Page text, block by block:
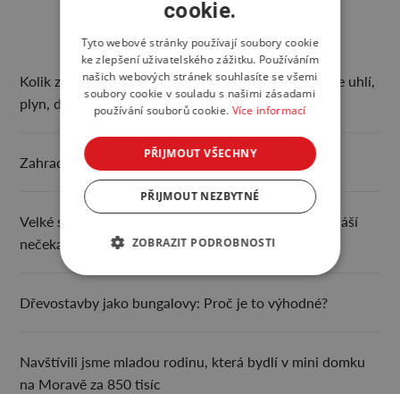
Kolik zaplatíte za 1 kWh tepla v 2025? Srovnali jsme uhlí,
plyn, dřevo a elektřinu
Zahradní pergola svépomocí + návod
Velké srovnání krbových vložek: pár tisíc korun přináší
nečekanou úsporu
Dřevostavby jako bungalovy: Proč je to výhodné?
Navštívili jsme mladou rodinu, která bydlí v mini domku
na Moravě za 850 tisíc
cookie.
Tyto webové stránky používají soubory cookie
ke zlepšení uživatelského zážitku. Používáním
našich webových stránek souhlasíte se všemi
soubory cookie v souladu s našimi zásadami
používání souborů cookie. Více informací
PŘIJMOUT VŠECHNY
PŘIJMOUT NEZBYTNÉ
ZOBRAZIT PODROBNOSTI